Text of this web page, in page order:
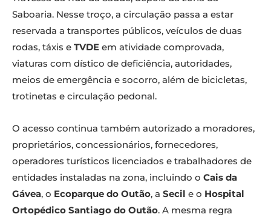
Saboaria. Nesse troço, a circulação passa a estar
reservada a transportes públicos, veículos de duas
rodas, táxis e TVDE em atividade comprovada,
viaturas com dístico de deficiência, autoridades,
meios de emergência e socorro, além de bicicletas,
trotinetas e circulação pedonal.
O acesso continua também autorizado a moradores,
proprietários, concessionários, fornecedores,
operadores turísticos licenciados e trabalhadores de
entidades instaladas na zona, incluindo o Cais da
Gávea, o Ecoparque do Outão, a Secil e o Hospital
Ortopédico Santiago do Outão. A mesma regra